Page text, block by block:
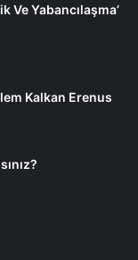
Ve Yabancılaşma’
Kalkan Erenus